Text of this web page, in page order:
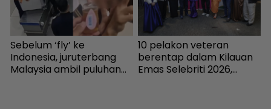
Sebelum ‘fly’ ke
Indonesia, juruterbang
Malaysia ambil puluhan
10 pelakon veteran
berentap dalam Kilauan
Emas Selebriti 2026,